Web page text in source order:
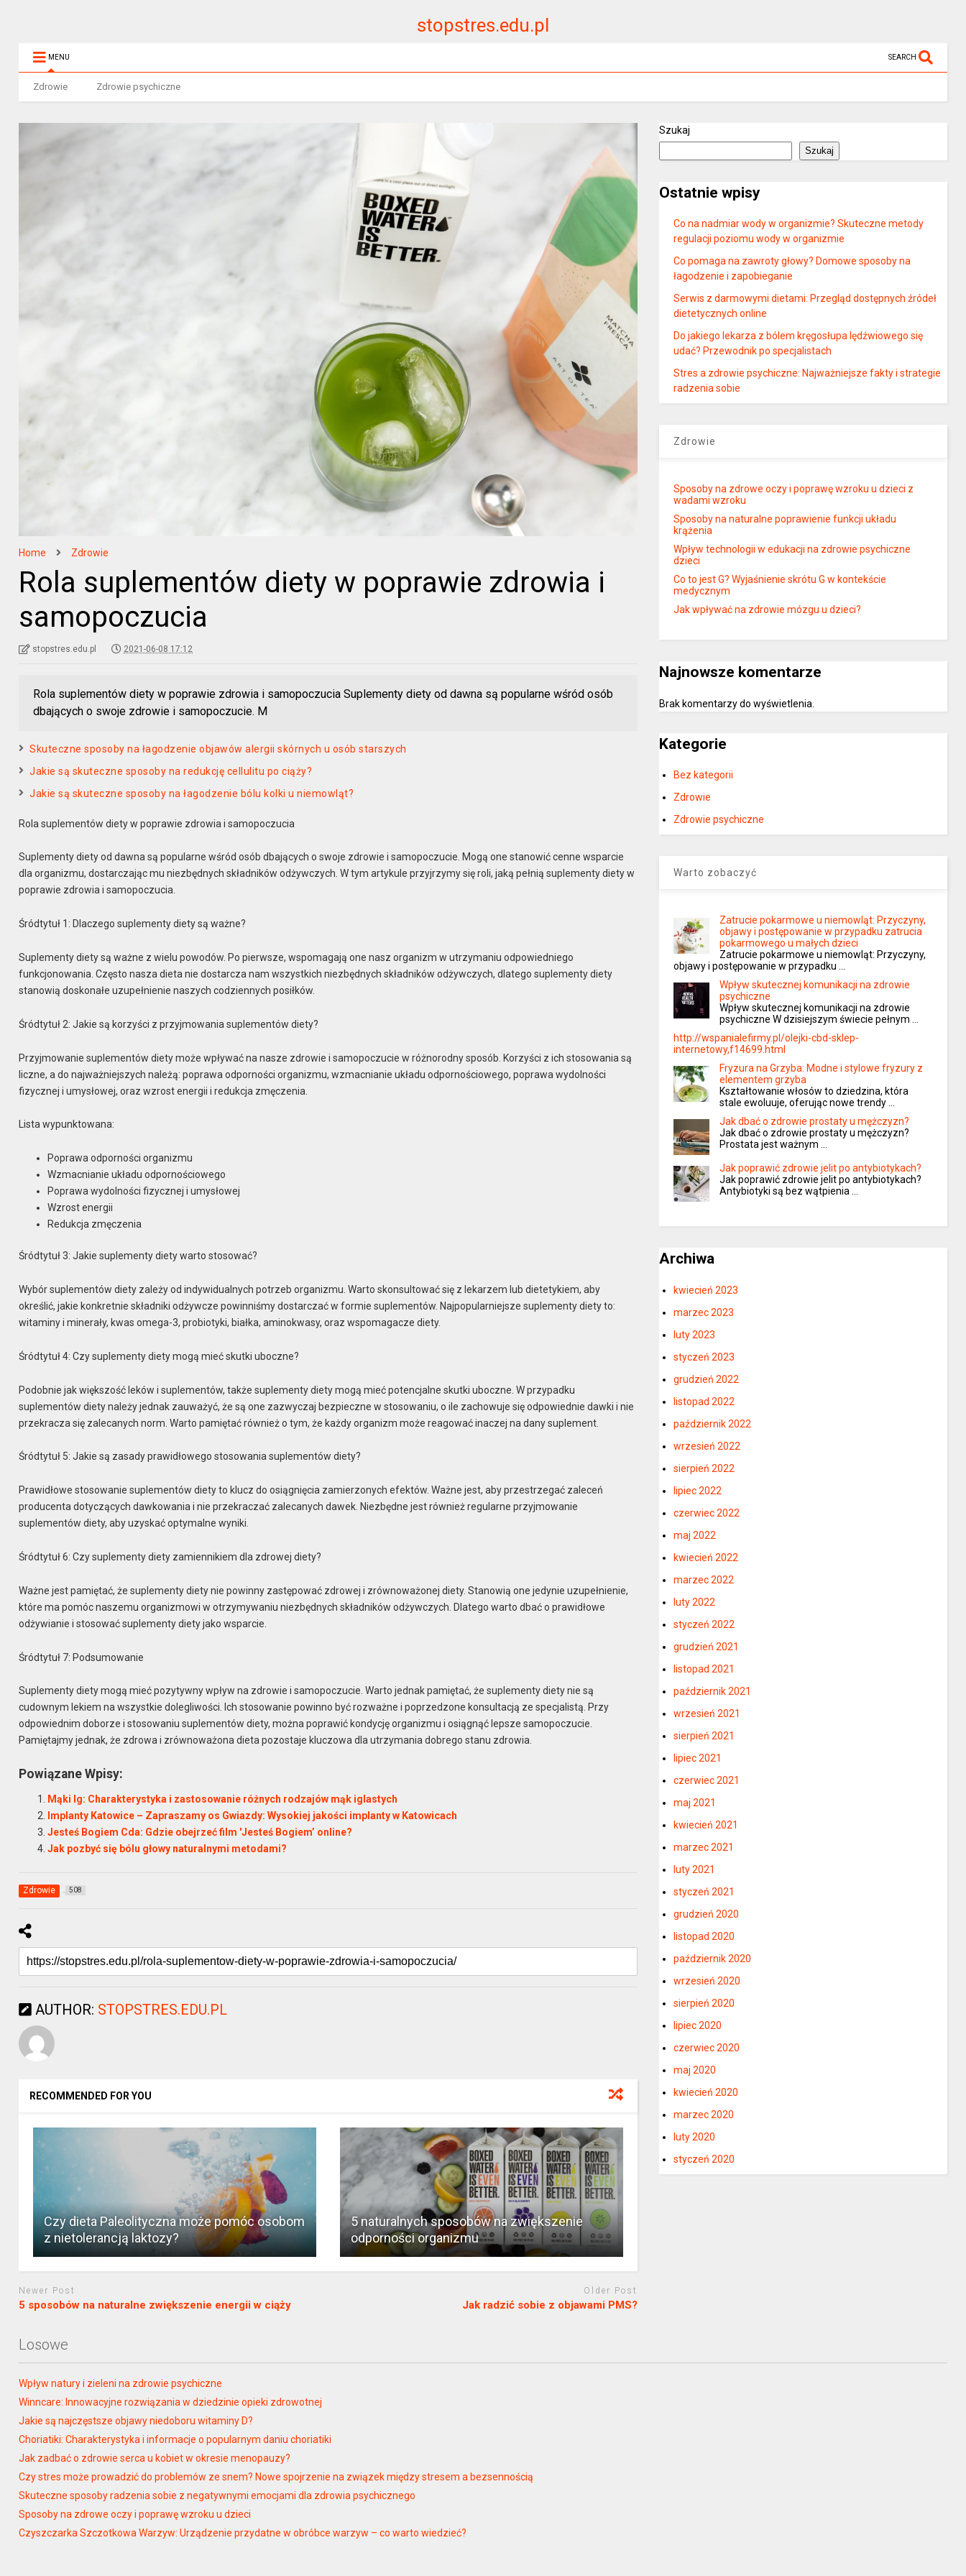
stopstres.edu.pl
MENU SEARCH
Zdrowie Zdrowie psychiczne
Home Zdrowie
Rola suplementów diety w poprawie zdrowia i
samopoczucia
stopstres.edu.pl 2021-06-08 17:12
Rola suplementów diety w poprawie zdrowia i samopoczucia Suplementy diety od dawna są popularne wśród osób
dbających o swoje zdrowie i samopoczucie. M
Skuteczne sposoby na łagodzenie objawów alergii skórnych u osób starszych
Jakie są skuteczne sposoby na redukcję cellulitu po ciąży?
Jakie są skuteczne sposoby na łagodzenie bólu kolki u niemowląt?
Rola suplementów diety w poprawie zdrowia i samopoczucia
Suplementy diety od dawna są popularne wśród osób dbających o swoje zdrowie i samopoczucie. Mogą one stanowić cenne wsparcie
dla organizmu, dostarczając mu niezbędnych składników odżywczych. W tym artykule przyjrzymy się roli, jaką pełnią suplementy diety w
poprawie zdrowia i samopoczucia.
Śródtytuł 1: Dlaczego suplementy diety są ważne?
Suplementy diety są ważne z wielu powodów. Po pierwsze, wspomagają one nasz organizm w utrzymaniu odpowiedniego
funkcjonowania. Często nasza dieta nie dostarcza nam wszystkich niezbędnych składników odżywczych, dlatego suplementy diety
stanowią doskonałe uzupełnienie naszych codziennych posiłków.
Śródtytuł 2: Jakie są korzyści z przyjmowania suplementów diety?
Przyjmowanie suplementów diety może wpływać na nasze zdrowie i samopoczucie w różnorodny sposób. Korzyści z ich stosowania są
liczne, a do najważniejszych należą: poprawa odporności organizmu, wzmacnianie układu odpornościowego, poprawa wydolności
fizycznej i umysłowej, oraz wzrost energii i redukcja zmęczenia.
Lista wypunktowana:
Poprawa odporności organizmu
Wzmacnianie układu odpornościowego
Poprawa wydolności fizycznej i umysłowej
Wzrost energii
Redukcja zmęczenia
Śródtytuł 3: Jakie suplementy diety warto stosować?
Wybór suplementów diety zależy od indywidualnych potrzeb organizmu. Warto skonsultować się z lekarzem lub dietetykiem, aby
określić, jakie konkretnie składniki odżywcze powinniśmy dostarczać w formie suplementów. Najpopularniejsze suplementy diety to:
witaminy i minerały, kwas omega-3, probiotyki, białka, aminokwasy, oraz wspomagacze diety.
Śródtytuł 4: Czy suplementy diety mogą mieć skutki uboczne?
Podobnie jak większość leków i suplementów, także suplementy diety mogą mieć potencjalne skutki uboczne. W przypadku
suplementów diety należy jednak zauważyć, że są one zazwyczaj bezpieczne w stosowaniu, o ile zachowuje się odpowiednie dawki i nie
przekracza się zalecanych norm. Warto pamiętać również o tym, że każdy organizm może reagować inaczej na dany suplement.
Śródtytuł 5: Jakie są zasady prawidłowego stosowania suplementów diety?
Prawidłowe stosowanie suplementów diety to klucz do osiągnięcia zamierzonych efektów. Ważne jest, aby przestrzegać zaleceń
producenta dotyczących dawkowania i nie przekraczać zalecanych dawek. Niezbędne jest również regularne przyjmowanie
suplementów diety, aby uzyskać optymalne wyniki.
Śródtytuł 6: Czy suplementy diety zamiennikiem dla zdrowej diety?
Ważne jest pamiętać, że suplementy diety nie powinny zastępować zdrowej i zrównoważonej diety. Stanowią one jedynie uzupełnienie,
które ma pomóc naszemu organizmowi w otrzymywaniu niezbędnych składników odżywczych. Dlatego warto dbać o prawidłowe
odżywianie i stosować suplementy diety jako wsparcie.
Śródtytuł 7: Podsumowanie
Suplementy diety mogą mieć pozytywny wpływ na zdrowie i samopoczucie. Warto jednak pamiętać, że suplementy diety nie są
cudownym lekiem na wszystkie dolegliwości. Ich stosowanie powinno być rozważne i poprzedzone konsultacją ze specjalistą. Przy
odpowiednim doborze i stosowaniu suplementów diety, można poprawić kondycję organizmu i osiągnąć lepsze samopoczucie.
Pamiętajmy jednak, że zdrowa i zrównoważona dieta pozostaje kluczowa dla utrzymania dobrego stanu zdrowia.
Powiązane Wpisy:
Mąki Ig: Charakterystyka i zastosowanie różnych rodzajów mąk iglastych
Implanty Katowice – Zapraszamy os Gwiazdy: Wysokiej jakości implanty w Katowicach
Jesteś Bogiem Cda: Gdzie obejrzeć film 'Jesteś Bogiem’ online?
Jak pozbyć się bólu głowy naturalnymi metodami?
Zdrowie 508
AUTHOR: STOPSTRES.EDU.PL
RECOMMENDED FOR YOU
Czy dieta Paleolityczna może pomóc osobom
z nietolerancją laktozy?
5 naturalnych sposobów na zwiększenie
odporności organizmu
Newer Post
5 sposobów na naturalne zwiększenie energii w ciąży
Older Post
Jak radzić sobie z objawami PMS?
Szukaj
Szukaj
Ostatnie wpisy
Co na nadmiar wody w organizmie? Skuteczne metody
regulacji poziomu wody w organizmie
Co pomaga na zawroty głowy? Domowe sposoby na
łagodzenie i zapobieganie
Serwis z darmowymi dietami: Przegląd dostępnych źródeł
dietetycznych online
Do jakiego lekarza z bólem kręgosłupa lędźwiowego się
udać? Przewodnik po specjalistach
Stres a zdrowie psychiczne: Najważniejsze fakty i strategie
radzenia sobie
Zdrowie
Sposoby na zdrowe oczy i poprawę wzroku u dzieci z
wadami wzroku
Sposoby na naturalne poprawienie funkcji układu
krążenia
Wpływ technologii w edukacji na zdrowie psychiczne
dzieci
Co to jest G? Wyjaśnienie skrótu G w kontekście
medycznym
Jak wpływać na zdrowie mózgu u dzieci?
Najnowsze komentarze
Brak komentarzy do wyświetlenia.
Kategorie
Bez kategorii
Zdrowie
Zdrowie psychiczne
Warto zobaczyć
Zatrucie pokarmowe u niemowląt: Przyczyny,
objawy i postępowanie w przypadku zatrucia
pokarmowego u małych dzieci
Zatrucie pokarmowe u niemowląt: Przyczyny,
objawy i postępowanie w przypadku …
Wpływ skutecznej komunikacji na zdrowie
psychiczne
Wpływ skutecznej komunikacji na zdrowie
psychiczne W dzisiejszym świecie pełnym …
http://wspanialefirmy.pl/olejki-cbd-sklep-
internetowy,f14699.html
Fryzura na Grzyba: Modne i stylowe fryzury z
elementem grzyba
Kształtowanie włosów to dziedzina, która
stale ewoluuje, oferując nowe trendy …
Jak dbać o zdrowie prostaty u mężczyzn?
Jak dbać o zdrowie prostaty u mężczyzn?
Prostata jest ważnym …
Jak poprawić zdrowie jelit po antybiotykach?
Jak poprawić zdrowie jelit po antybiotykach?
Antybiotyki są bez wątpienia …
Archiwa
kwiecień 2023
marzec 2023
luty 2023
styczeń 2023
grudzień 2022
listopad 2022
październik 2022
wrzesień 2022
sierpień 2022
lipiec 2022
czerwiec 2022
maj 2022
kwiecień 2022
marzec 2022
luty 2022
styczeń 2022
grudzień 2021
listopad 2021
październik 2021
wrzesień 2021
sierpień 2021
lipiec 2021
czerwiec 2021
maj 2021
kwiecień 2021
marzec 2021
luty 2021
styczeń 2021
grudzień 2020
listopad 2020
październik 2020
wrzesień 2020
sierpień 2020
lipiec 2020
czerwiec 2020
maj 2020
kwiecień 2020
marzec 2020
luty 2020
styczeń 2020
Losowe
Wpływ natury i zieleni na zdrowie psychiczne
Winncare: Innowacyjne rozwiązania w dziedzinie opieki zdrowotnej
Jakie są najczęstsze objawy niedoboru witaminy D?
Choriatiki: Charakterystyka i informacje o popularnym daniu choriatiki
Jak zadbać o zdrowie serca u kobiet w okresie menopauzy?
Czy stres może prowadzić do problemów ze snem? Nowe spojrzenie na związek między stresem a bezsennością
Skuteczne sposoby radzenia sobie z negatywnymi emocjami dla zdrowia psychicznego
Sposoby na zdrowe oczy i poprawę wzroku u dzieci
Czyszczarka Szczotkowa Warzyw: Urządzenie przydatne w obróbce warzyw – co warto wiedzieć?